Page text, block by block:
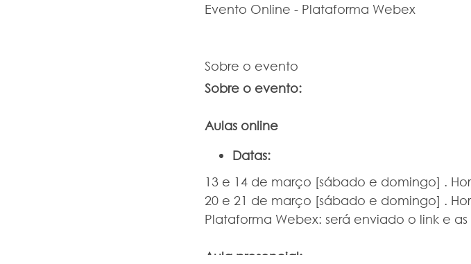
Evento Online - Plataforma Webex
Sobre o evento
Sobre o evento:
Aulas online
Datas:
13 e 14 de março [sábado e domingo] .
20 e 21 de março [sábado e domingo] .
Plataforma Webex: será enviado o link e as
Aula presencial: